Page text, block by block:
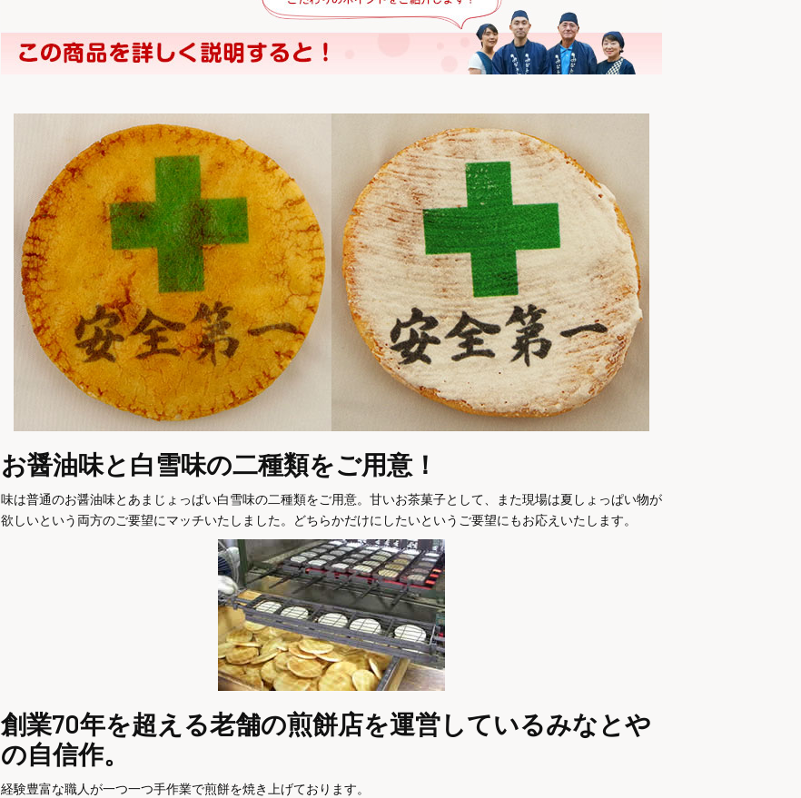
お醤油味と白雪味の二種類をご用意！
味は普通のお醤油味とあまじょっぱい白雪味の二種類をご用意。甘いお茶菓子として、また現場は夏しょっぱい物が
欲しいという両方のご要望にマッチいたしました。どちらかだけにしたいというご要望にもお応えいたします。
創業70年を超える老舗の煎餅店を運営しているみなとや
の自信作。
経験豊富な職人が一つ一つ手作業で煎餅を焼き上げております。